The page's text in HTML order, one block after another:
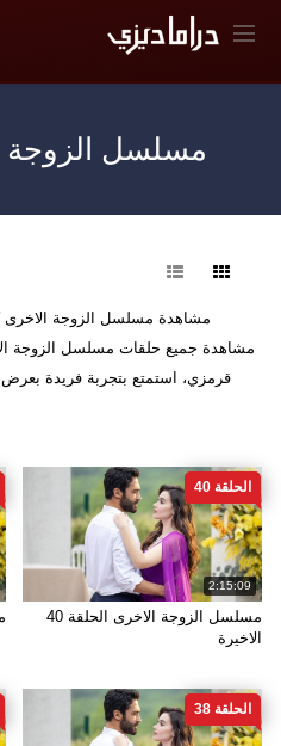
مسلسل الزوجة
مشاهدة مسلسل الزوجة الاخرى
مشاهدة جميع حلقات مسلسل الزوجة
قرمزي، استمتع بتجربة فريدة
2:15:09
الحلقة 40
مسلسل الزوجة الاخرى الحلقة 40
الاخيرة
الحلقة 38